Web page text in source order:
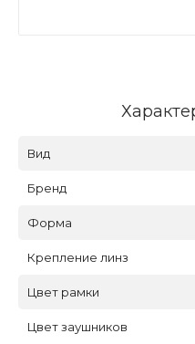
Вид
Бренд
Форма
Крепление линз
Цвет рамки
Цвет заушников